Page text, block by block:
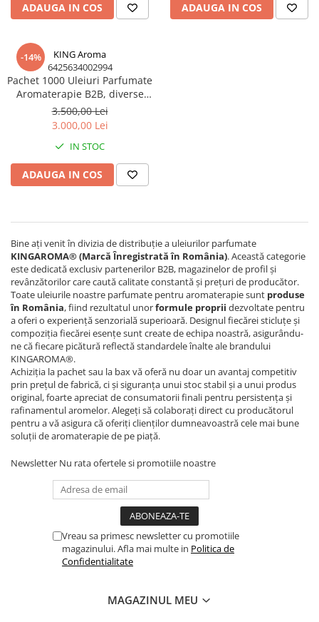
ADAUGA IN COS ADAUGA IN COS
-14%
KING Aroma
6425634002994
Pachet 1000 Uleiuri Parfumate
Aromaterapie B2B, diverse
arome, Kingaroma, 1000 x 10
ml
3.500,00 Lei
3.000,00 Lei
IN STOC
ADAUGA IN COS
Bine ați venit în divizia de distribuție a uleiurilor parfumate
KINGAROMA® (Marcă Înregistrată în România). Această categorie
este dedicată exclusiv partenerilor B2B, magazinelor de profil și
revânzătorilor care caută calitate constantă și prețuri de producător.
Toate uleiurile noastre parfumate pentru aromaterapie sunt produse
în România, fiind rezultatul unorformule proprii dezvoltate pentru
a oferi o experiență senzorială superioară. Designul fiecărei sticluțe și
compoziția fiecărei esențe sunt create de echipa noastră, asigurându-
ne că fiecare picătură reflectă standardele înalte ale brandului
KINGAROMA®.
Achiziția la pachet sau la bax vă oferă nu doar un avantaj competitiv
prin prețul de fabrică, ci și siguranța unui stoc stabil și a unui produs
original, foarte apreciat de consumatorii finali pentru persistența și
rafinamentul aromelor. Alegeți să colaborați direct cu producătorul
pentru a vă asigura că oferiți clienților dumneavoastră cele mai bune
soluții de aromaterapie de pe piață.
Newsletter Nu rata ofertele si promotiile noastre
Vreau sa primesc newsletter cu promotiile
magazinului. Afla mai multe in Politica de
Confidentialitate
MAGAZINUL MEU